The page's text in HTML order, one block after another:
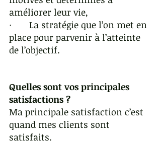
améliorer leur vie,
·       La stratégie que l’on met en
place pour parvenir à l’atteinte
de l’objectif.
Quelles sont vos principales
satisfactions ?
Ma principale satisfaction c’est
quand mes clients sont
satisfaits.